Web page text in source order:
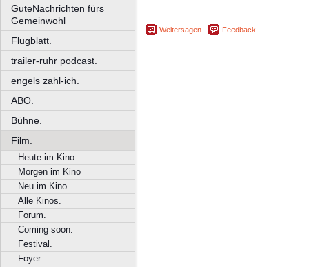
GuteNachrichten fürs
Gemeinwohl
Flugblatt.
trailer-ruhr podcast.
engels zahl-ich.
ABO.
Bühne.
Film.
Heute im Kino
Morgen im Kino
Neu im Kino
Alle Kinos.
Forum.
Coming soon.
Festival.
Foyer.
Weitersagen Feedback